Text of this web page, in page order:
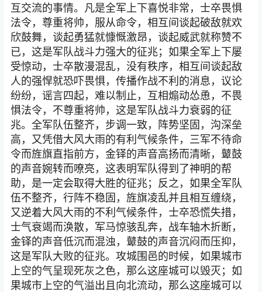
互交流的事情。凡是全军上下喜悦非常，士卒畏惧
法令，尊重将帅，服从命令，相互间谈起破敌就欢
欣鼓舞，谈起勇猛就慷慨激昂，谈起威武就称赞不
已，这是军队战斗力强大的征兆；如果全军上下屡
受惊动，士卒散漫混乱，没有秩序，相互间谈起敌
人的强悍就恐吓畏惧，传播作战不利的消息，议论
纷纷，谣言四起，难以制止，互相煽动怂恿，不畏
惧法令，不尊重将帅，这是军队战斗力衰弱的征
兆。全军队伍整齐，步调一致，阵势坚固，沟深垒
高，又凭借大风大雨的有利气候条件，三军不待命
令而旌旗直指前方，金铎的声音高扬而清晰，鼙鼓
的声音婉转而嘹亮，这表明军队得到了神明的帮
助，是一定会取得大胜的征兆；反之，如果全军队
伍不整齐，行阵不稳固，旌旗凌乱并且相互缠绕，
又逆着大风大雨的不利气候条件，士卒恐慌失措，
士气衰竭而涣散，军马惊骇乱奔，战车轴木折断，
金铎的声音低沉而混浊，鼙鼓的声音沉闷而压抑，
这是军队大败的征兆。攻城围邑的时候，如果城市
上空的气呈现死灰之色，那么这座城可以毁灭；如
果城市上空的气溢出且向北流动，那么这座城可以